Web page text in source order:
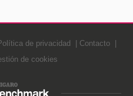
de privacidad
Contacto
de cookies